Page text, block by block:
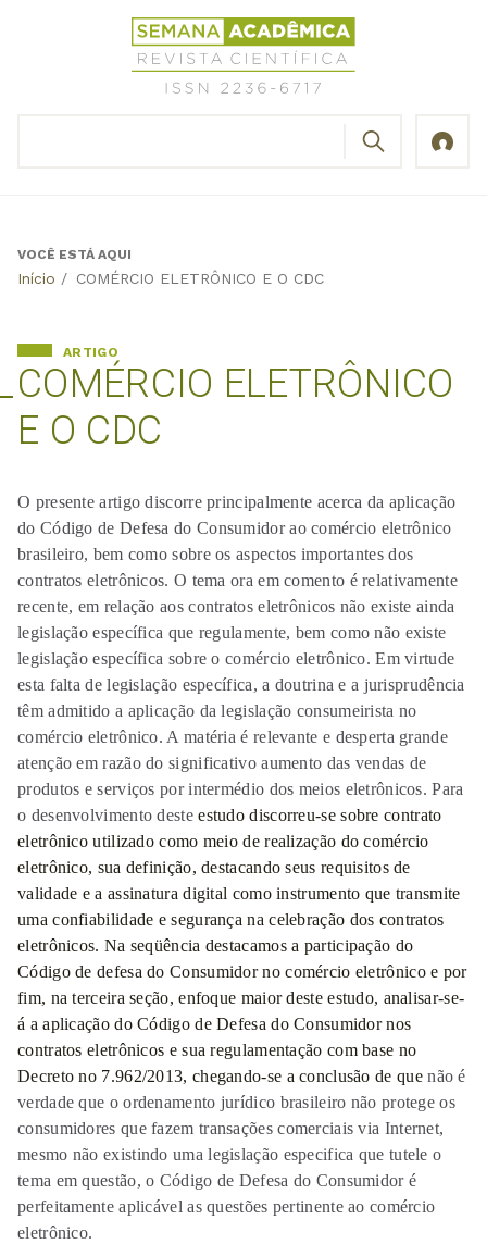
Revista
Científica
Semana
Back
VOCÊ ESTÁ AQUI
Início / COMÉRCIO ELETRÔNICO E O CDC
COMÉRCIO ELETRÔNICO
E O CDC
ARTIGO
O presente artigo discorre principalmente acerca da aplicação
do Código de Defesa do Consumidor ao comércio eletrônico
brasileiro, bem como sobre os aspectos importantes dos
contratos eletrônicos. O tema ora em comento é relativamente
recente, em relação aos contratos eletrônicos não existe ainda
legislação específica que regulamente, bem como não existe
legislação específica sobre o comércio eletrônico. Em virtude
esta falta de legislação específica, a doutrina e a jurisprudência
têm admitido a aplicação da legislação consumeirista no
comércio eletrônico. A matéria é relevante e desperta grande
atenção em razão do significativo aumento das vendas de
produtos e serviços por intermédio dos meios eletrônicos. Para
o desenvolvimento desteestudo discorreu-se sobre contrato
eletrônico utilizado como meio de realização do comércio
eletrônico, sua definição, destacando seus requisitos de
validade e a assinatura digital como instrumento que transmite
uma confiabilidade e segurança na celebração dos contratos
eletrônicos. Na seqüência destacamos a participação do
Código de defesa do Consumidor no comércio eletrônico e por
fim, na terceira seção, enfoque maior deste estudo, analisar-se-
á a aplicação do Código de Defesa do Consumidor nos
contratos eletrônicos e sua regulamentação com base no
Decreto no 7.962/2013, chegando-se a conclusão de quenão é
verdade que o ordenamento jurídico brasileiro não protege os
consumidores que fazem transações comerciais via Internet,
mesmo não existindo uma legislação especifica que tutele o
tema em questão, o Código de Defesa do Consumidor é
perfeitamente aplicável as questões pertinente ao comércio
eletrônico.